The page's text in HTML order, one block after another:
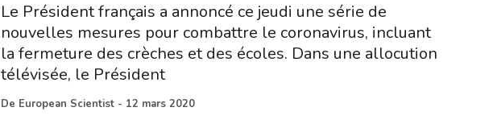
Le Président français a annoncé ce jeudi une série de
nouvelles mesures pour combattre le coronavirus, incluant
la fermeture des crèches et des écoles. Dans une allocution
télévisée, le Président
De European Scientist - 12 mars 2020